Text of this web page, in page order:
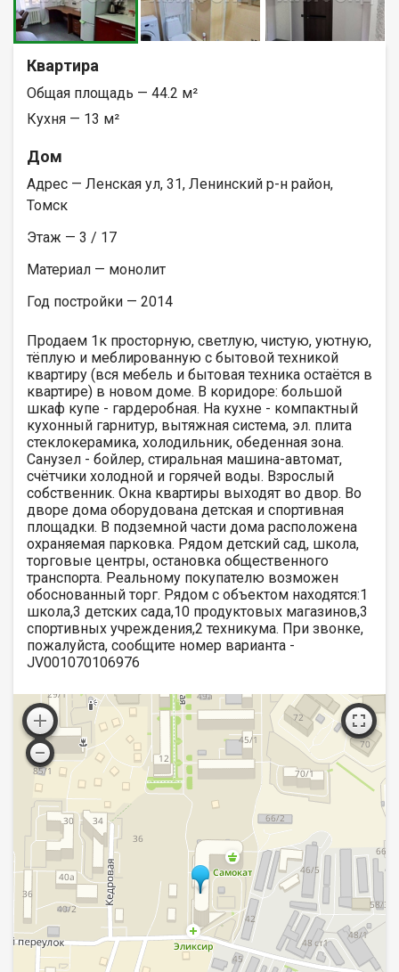
Квартира
Общая площадь — 44.2 м²
Кухня — 13 м²
Дом
Адрес — Ленская ул, 31, Ленинский р-н район,
Томск
Этаж — 3 / 17
Материал — монолит
Год постройки — 2014
Продаем 1к просторную, светлую, чистую, уютную,
тёплую и меблированную с бытовой техникой
квартиру (вся мебель и бытовая техника остаётся в
квартире) в новом доме. B коридоре: большой
шкаф купе - гардеробная. На кухне - компактный
кухонный гарнитур, вытяжная система, эл. плита
стеклокерамика, холодильник, обеденная зона.
Санузел - бойлер, стиральная машина-автомат,
счётчики холодной и горячей воды. Взрослый
собственник. Окна квартиры выходят во двор. Во
дворе дома оборудована детская и спортивная
площадки. В подземной части дома расположена
охраняемая парковка. Рядом детский сад, школа,
торговые центры, остановка общественного
транспорта. Реальному покупателю возможен
обоснованный торг. Рядом с объектом находятся:1
школа,3 детских сада,10 продуктовых магазинов,3
спортивных учреждения,2 техникума. При звонке,
пожалуйста, сообщите номер варианта -
JV001070106976